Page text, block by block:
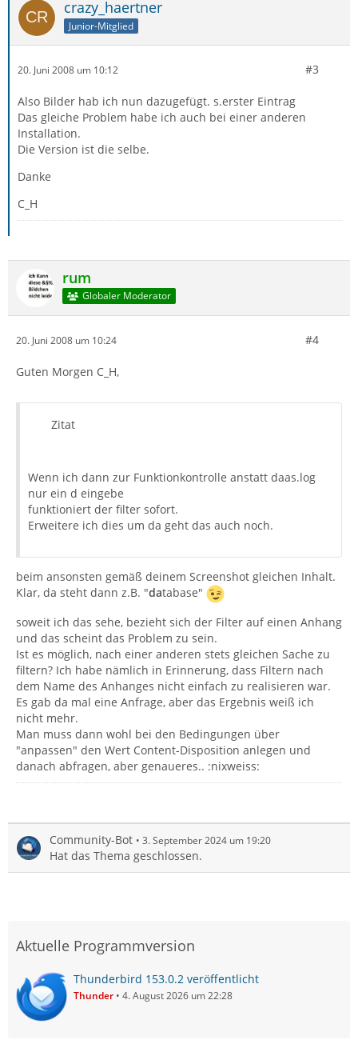
crazy_haertner
Junior-Mitglied
20. Juni 2008 um 10:12 #3
Also Bilder hab ich nun dazugefügt. s.erster Eintrag
Das gleiche Problem habe ich auch bei einer anderen
Installation.
Die Version ist die selbe.
Danke
C_H
rum
Globaler Moderator
20. Juni 2008 um 10:24 #4
Guten Morgen C_H,
Zitat
Wenn ich dann zur Funktionkontrolle anstatt daas.log
nur ein d eingebe
funktioniert der filter sofort.
Erweitere ich dies um da geht das auch noch.
beim ansonsten gemäß deinem Screenshot gleichen Inhalt.
Klar, da steht dann z.B. "database"
soweit ich das sehe, bezieht sich der Filter auf einen Anhang
und das scheint das Problem zu sein.
Ist es möglich, nach einer anderen stets gleichen Sache zu
filtern? Ich habe nämlich in Erinnerung, dass Filtern nach
dem Name des Anhanges nicht einfach zu realisieren war.
Es gab da mal eine Anfrage, aber das Ergebnis weiß ich
nicht mehr.
Man muss dann wohl bei den Bedingungen über
"anpassen" den Wert Content-Disposition anlegen und
danach abfragen, aber genaueres.. :nixweiss:
Community-Bot 3. September 2024 um 19:20
Hat das Thema geschlossen.
Aktuelle Programmversion
Thunderbird 153.0.2 veröffentlicht
Thunder 4. August 2026 um 22:28